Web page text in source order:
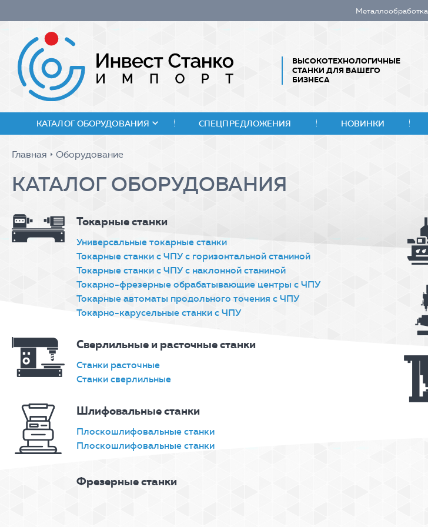
ВЫСОКОТЕХНОЛОГИЧНЫЕ
СТАНКИ ДЛЯ ВАШЕГО
БИЗНЕСА
КАТАЛОГ ОБОРУДОВАНИЯ expand_more СПЕЦПРЕДЛОЖЕНИЯ НОВИНКИ
Главная arrow_right Оборудование
КАТАЛОГ ОБОРУДОВАНИЯ
Токарные станки
Универсальные токарные станки
Токарные станки с ЧПУ с горизонтальной станиной
Токарные станки с ЧПУ с наклонной станиной
Токарно-фрезерные обрабатывающие центры с ЧПУ
Токарные автоматы продольного точения с ЧПУ
Токарно-карусельные станки с ЧПУ
Сверлильные и расточные станки
Станки расточные
Станки сверлильные
Шлифовальные станки
Плоскошлифовальные станки
Плоскошлифовальные станки
Фрезерные станки